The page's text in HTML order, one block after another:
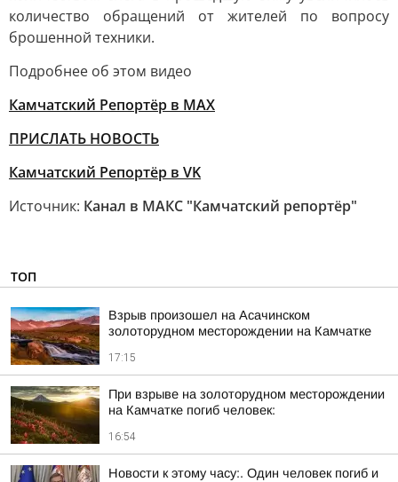
количество обращений от жителей по вопросу
брошенной техники.
Подробнее об этом видео
Камчатский Репортёр в MAX
ПРИСЛАТЬ НОВОСТЬ
Камчатский Репортёр в VK
Источник: Канал в МАКС "Камчатский репортёр"
ТОП
Взрыв произошел на Асачинском
золоторудном месторождении на Камчатке
17:15
При взрыве на золоторудном месторождении
на Камчатке погиб человек:
16:54
Новости к этому часу:. Один человек погиб и